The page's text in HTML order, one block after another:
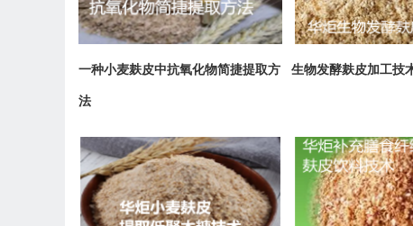
一种小麦麸皮中抗氧化物简捷提取方
法
生物发酵麸皮加工技